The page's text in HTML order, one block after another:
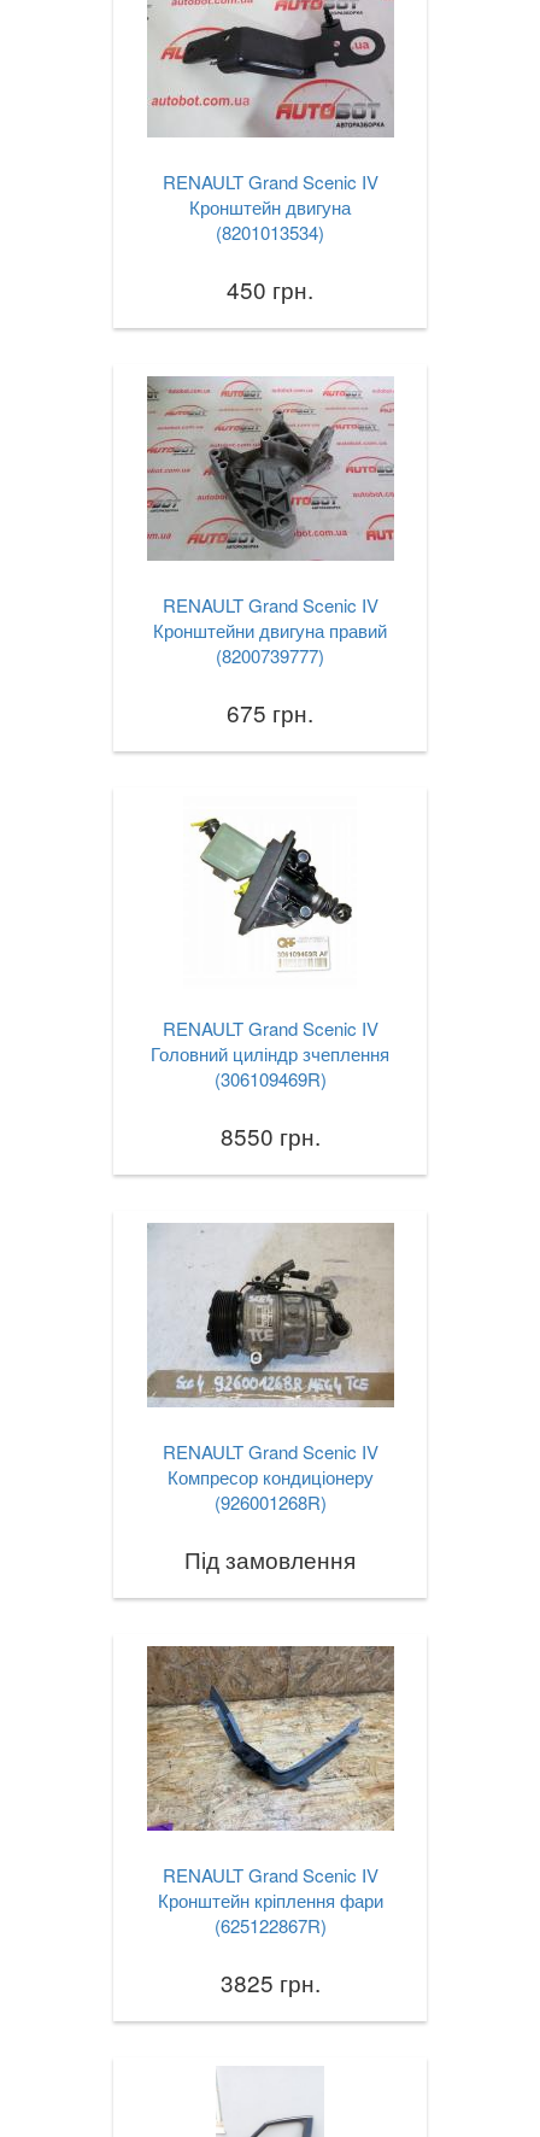
RENAULT Grand Scenic IV
Кронштейн двигуна
(8201013534)
450 грн.
RENAULT Grand Scenic IV
Кронштейни двигуна правий
(8200739777)
675 грн.
RENAULT Grand Scenic IV
Головний циліндр зчеплення
(306109469R)
8550 грн.
RENAULT Grand Scenic IV
Компресор кондиціонеру
(926001268R)
Під замовлення
RENAULT Grand Scenic IV
Кронштейн кріплення фари
(625122867R)
3825 грн.